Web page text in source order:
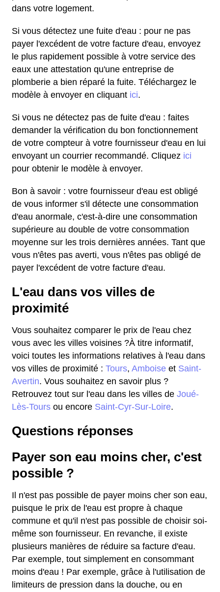
dans votre logement.
Si vous détectez une fuite d'eau : pour ne pas
payer l'excédent de votre facture d'eau, envoyez
le plus rapidement possible à votre service des
eaux une attestation qu'une entreprise de
plomberie a bien réparé la fuite. Téléchargez le
modèle à envoyer en cliquant ici.
Si vous ne détectez pas de fuite d'eau : faites
demander la vérification du bon fonctionnement
de votre compteur à votre fournisseur d'eau en lui
envoyant un courrier recommandé. Cliquez ici
pour obtenir le modèle à envoyer.
Bon à savoir : votre fournisseur d'eau est obligé
de vous informer s'il détecte une consommation
d'eau anormale, c'est-à-dire une consommation
supérieure au double de votre consommation
moyenne sur les trois dernières années. Tant que
vous n'êtes pas averti, vous n'êtes pas obligé de
payer l'excédent de votre facture d'eau.
L'eau dans vos villes de
proximité
Vous souhaitez comparer le prix de l'eau chez
vous avec les villes voisines ?À titre informatif,
voici toutes les informations relatives à l'eau dans
vos villes de proximité : Tours, Amboise et Saint-
Avertin. Vous souhaitez en savoir plus ?
Retrouvez tout sur l'eau dans les villes de Joué-
Lès-Tours ou encore Saint-Cyr-Sur-Loire.
Questions réponses
Payer son eau moins cher, c'est
possible ?
Il n'est pas possible de payer moins cher son eau,
puisque le prix de l'eau est propre à chaque
commune et qu'il n'est pas possible de choisir soi-
même son fournisseur. En revanche, il existe
plusieurs manières de réduire sa facture d'eau.
Par exemple, tout simplement en consommant
moins d'eau ! Par exemple, grâce à l'utilisation de
limiteurs de pression dans la douche, ou en